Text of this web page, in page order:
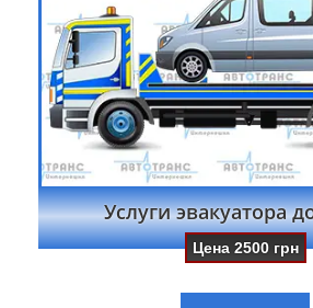
Услуги эвакуатора
Цена2500 грн